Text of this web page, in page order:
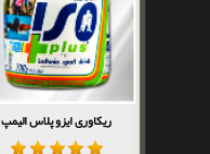
ریکاوری ایزو پلاس الیمپ